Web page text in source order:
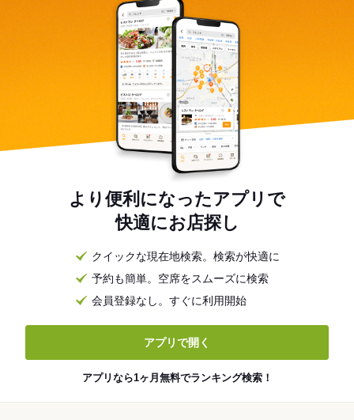
より便利になったアプリで
快適にお店探し
クイックな現在地検索。検索が快適に
予約も簡単。空席をスムーズに検索
会員登録なし。すぐに利用開始
アプリで開く
アプリなら1ヶ月無料でランキング検索！